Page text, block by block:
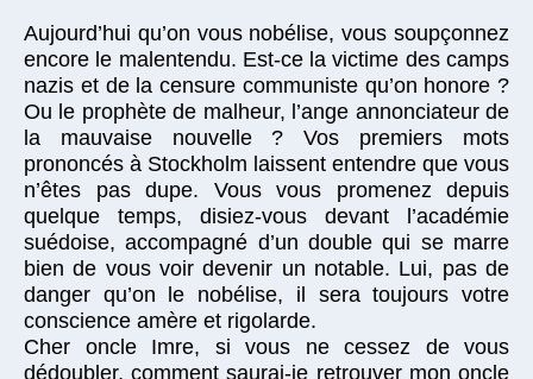
Aujourd’hui qu’on vous nobélise, vous soupçonnez
encore le malentendu. Est-ce la victime des camps
nazis et de la censure communiste qu’on honore ?
Ou le prophète de malheur, l’ange annonciateur de
la mauvaise nouvelle ? Vos premiers mots
prononcés à Stockholm laissent entendre que vous
n’êtes pas dupe. Vous vous promenez depuis
quelque temps, disiez-vous devant l’académie
suédoise, accompagné d’un double qui se marre
bien de vous voir devenir un notable. Lui, pas de
danger qu’on le nobélise, il sera toujours votre
conscience amère et rigolarde.
Cher oncle Imre, si vous ne cessez de vous
dédoubler, comment saurai-je retrouver mon oncle